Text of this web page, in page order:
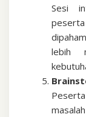
Sesi
lebih